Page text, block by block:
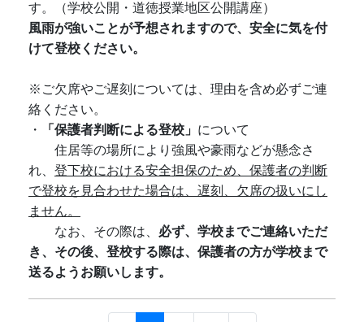
す。（学校公開・道徳授業地区公開講座）
風雨が強いことが予想されますので、安全に気を付
けて登校ください。
※ご欠席やご遅刻については、理由を含め必ずご連
絡ください。
・
「保護者判断による登校」 について
住居等の場所により強風や豪雨などが懸念さ
れ、 登下校における安全担保のため、保護者の判断
で登校を見合わせた場合は、遅刻、欠席の扱いにし
ません。
なお、その際は、 必ず、学校までご連絡いただ
き、その後、登校する際は、保護者の方が学校まで
送るようお願いします。